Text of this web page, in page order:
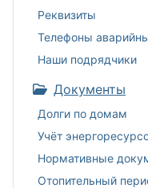
Реквизиты
Телефоны
Наши подрядчики
Документы
Долги по домам
Учёт
Нормативные
Отопительный